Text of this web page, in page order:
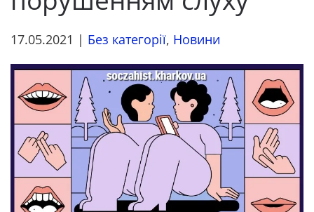
17.05.2021 | Без категорії, Новини